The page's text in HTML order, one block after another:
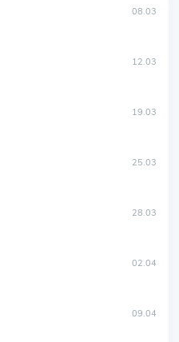
08.03
12.03
19.03
25.03
28.03
02.04
09.04